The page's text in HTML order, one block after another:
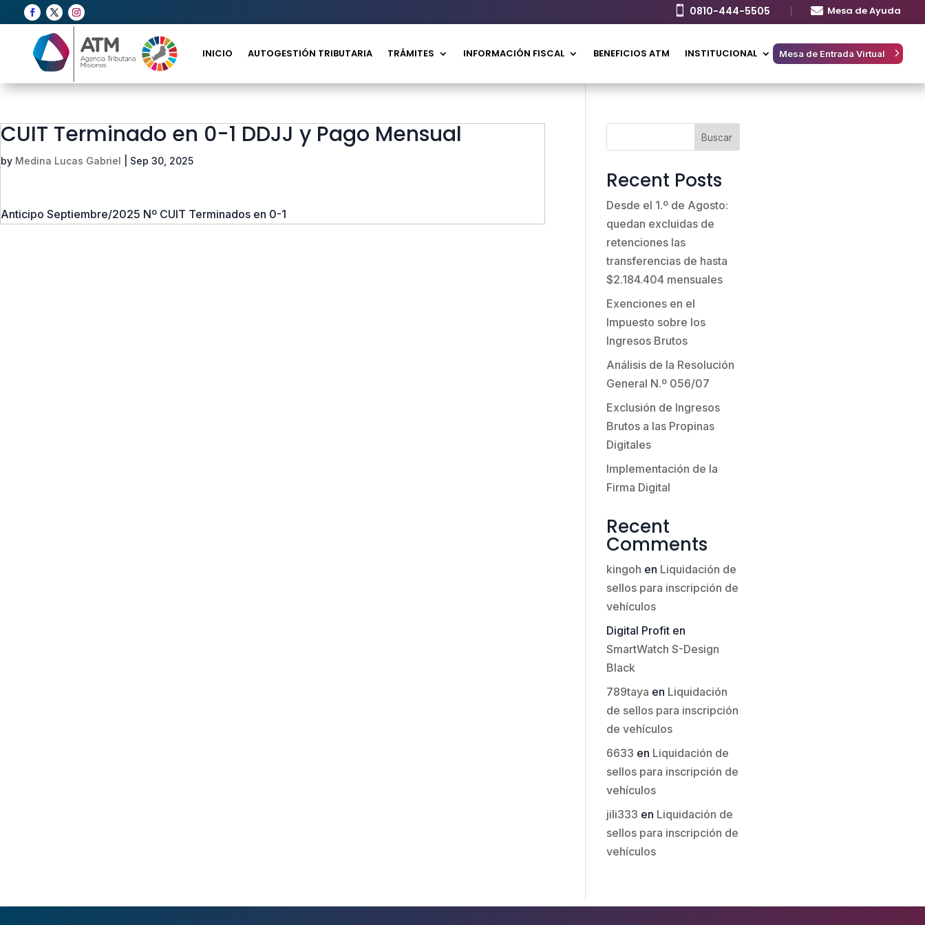
 0810-444-5505  Mesa de Ayuda
INICIO AUTOGESTIÓN TRIBUTARIA TRÁMITES INFORMACIÓN FISCAL BENEFICIOS ATM INSTITUCIONAL Mesa de Entrada Virtual
CUIT Terminado en 0-1 DDJJ y Pago Mensual
by Medina Lucas Gabriel Sep 30, 2025
Anticipo Septiembre/2025 Nº CUIT Terminados en 0-1
Buscar
Recent Posts
Desde el 1.º de Agosto:
quedan excluidas de
retenciones las
transferencias de hasta
$2.184.404 mensuales
Exenciones en el
Impuesto sobre los
Ingresos Brutos
Análisis de la Resolución
General N.º 056/07
Exclusión de Ingresos
Brutos a las Propinas
Digitales
Implementación de la
Firma Digital
Recent
Comments
kingoh en Liquidación de
sellos para inscripción de
vehículos
Digital Profiten
SmartWatch S-Design
Black
789taya en Liquidación
de sellos para inscripción
de vehículos
6633 en Liquidación de
sellos para inscripción de
vehículos
jili333 en Liquidación de
sellos para inscripción de
vehículos